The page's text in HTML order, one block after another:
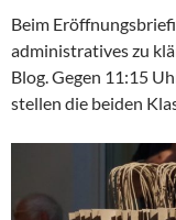
Beim
administratives zu
Blog. Gegen 11:15
stellen die beiden